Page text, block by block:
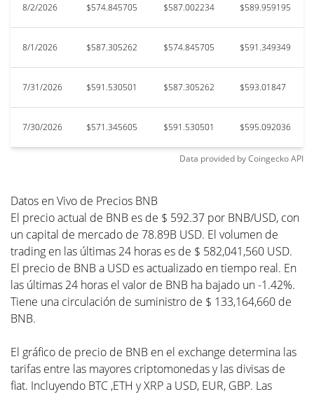
8/2/2026 $574.845705 $587.002234 $589.959195
8/1/2026 $587.305262 $574.845705 $591.349349
7/31/2026 $591.530501 $587.305262 $593.01847
7/30/2026 $571.345605 $591.530501 $595.092036
Data provided byCoingeckoAPI
Datos en Vivo de Precios BNB
El precio actual de BNB es de $ 592.37 por BNB/USD, con
un capital de mercado de 78.89B USD. El volumen de
trading en las últimas 24 horas es de $ 582,041,560 USD.
El precio de BNB a USD es actualizado en tiempo real. En
las últimas 24 horas el valor de BNB ha bajado un -1.42%.
Tiene una circulación de suministro de $ 133,164,660 de
BNB.
El gráfico de precio de BNB en el exchange determina las
tarifas entre las mayores criptomonedas y las divisas de
fiat. Incluyendo BTC ,ETH y XRP a USD, EUR, GBP. Las